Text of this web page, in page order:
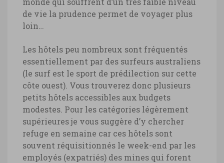
de vie la prudence permet de voyager plus
loin…
Les hôtels peu nombreux sont fréquentés
essentiellement par des surfeurs australiens
(le surf est le sport de prédilection sur cette
côte ouest). Vous trouverez donc plusieurs
petits hôtels accessibles aux budgets
modestes. Pour les catégories légèrement
supérieures je vous suggère d’y chercher
refuge en semaine car ces hôtels sont
souvent réquisitionnés le week-end par les
employés (expatriés) des mines qui forent